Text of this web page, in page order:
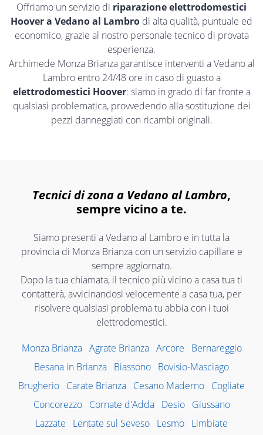
Offriamo un servizio di riparazione elettrodomestici
Hoover a Vedano al Lambro di alta qualità, puntuale ed
economico, grazie al nostro personale tecnico di provata
esperienza.
Archimede Monza Brianza garantisce interventi a Vedano al
Lambro entro 24/48 ore in caso di guasto a
elettrodomestici Hoover: siamo in grado di far fronte a
qualsiasi problematica, provvedendo alla sostituzione dei
pezzi danneggiati con ricambi originali.
Tecnici di zona a Vedano al Lambro,
sempre vicino a te.
Siamo presenti a Vedano al Lambro e in tutta la
provincia di Monza Brianza con un servizio capillare e
sempre aggiornato.
Dopo la tua chiamata, il tecnico più vicino a casa tua ti
contatterà, avvicinandosi velocemente a casa tua, per
risolvere qualsiasi problema tu abbia con i tuoi
elettrodomestici.
Monza Brianza Agrate Brianza Arcore
Bernareggio
Besana in Brianza Biassono Bovisio-Masciago
Brugherio Carate Brianza Cesano Maderno Cogliate
Concorezzo
Cornate d'Adda Desio
Giussano
Lazzate
Lentate sul Seveso Lesmo Limbiate